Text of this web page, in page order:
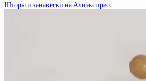
Шторы и занавески на Алиэкспресс